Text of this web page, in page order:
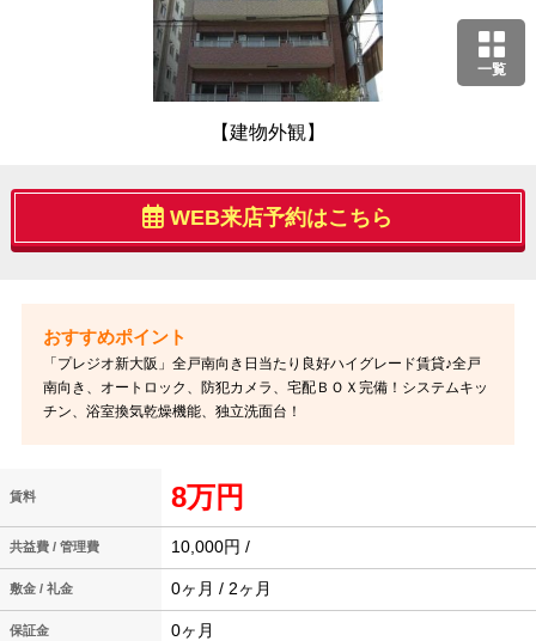
一覧
【建物外観】
WEB来店予約はこちら
「プレジオ新大阪」全戸南向き日当たり良好ハイグレード賃貸♪全戸
南向き、オートロック、防犯カメラ、宅配ＢＯＸ完備！システムキッ
チン、浴室換気乾燥機能、独立洗面台！
賃料 8万円
共益費 / 管理費 10,000円 /
敷金 / 礼金 0ヶ月 / 2ヶ月
保証金 0ヶ月